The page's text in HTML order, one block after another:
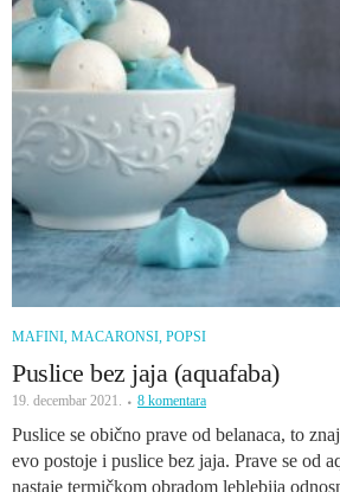
MAFINI, MACARONSI, POPSI
Puslice bez jaja (aquafaba)
19. decembar 2021. 8 komentara
Puslice se obično prave od belanaca, to
evo postoje i puslice bez jaja. Prave se od
nastaje termičkom obradom leblebija